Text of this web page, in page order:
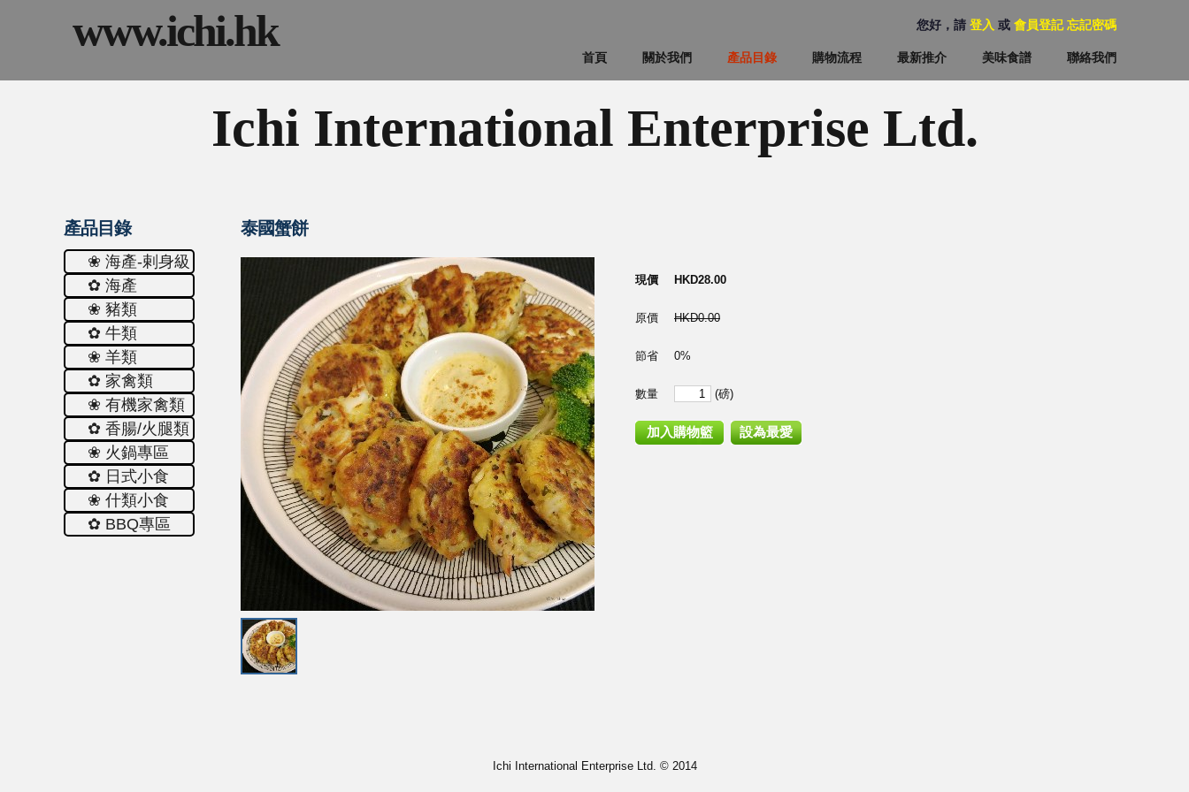
www.ichi.hk 您好，請 登入 或 會員登記 忘記密碼
聯絡我們
美味食譜
最新推介
購物流程
產品目錄
關於我們
首頁
Ichi International Enterprise Ltd.
產品目錄
❀ 海產-剌身級
✿ 海產
❀ 豬類
✿ 牛類
❀ 羊類
✿ 家禽類
❀ 有機家禽類
✿ 香腸/火腿類
❀ 火鍋專區
✿ 日式小食
❀ 什類小食
✿ ΒΒQ專區
泰國蟹餅
現價 HKD28.00
原價 HKD0.00
節省 0%
數量 (磅)
Ichi International Enterprise Ltd. © 2014